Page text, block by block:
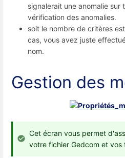
signalerait une anomalie sur
vérification des anomalies.
soit le nombre de critères
cas, vous avez juste
nom.
Gestion des
Cet écran vous permet
votre fichier Gedcom et vos